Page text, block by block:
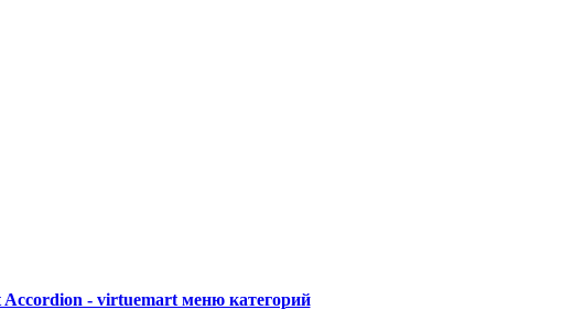
- virtuemart меню категорий